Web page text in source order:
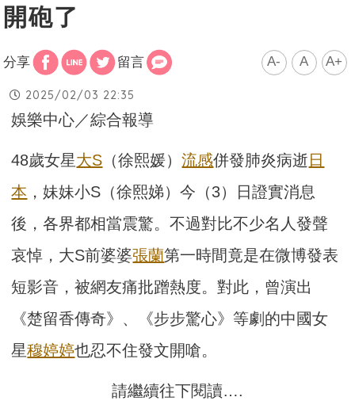
開砲了
分享 留言 A- A A+
2025/02/03 22:35
娛樂中心／綜合報導
48歲女星大S （徐熙媛）流感併發肺炎病逝 日
本 ，妹妹小S（徐熙娣）今（3）日證實消息
後，各界都相當震驚。不過對比不少名人發聲
哀悼，大S前婆婆張蘭第一時間竟是在微博發表
短影音，被網友痛批蹭熱度。對此，曾演出
《楚留香傳奇》、《步步驚心》等劇的中國女
星穆婷婷也忍不住發文開嗆。
請繼續往下閱讀….